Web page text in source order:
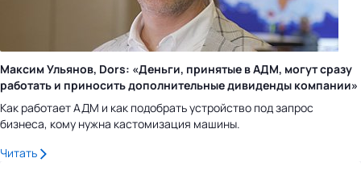
Максим Ульянов, Dors: «Деньги, принятые в АДМ, могут сразу
работать и приносить дополнительные дивиденды компании»
Как работает АДМ и как подобрать устройство под запрос
бизнеса, кому нужна кастомизация машины.
Читать